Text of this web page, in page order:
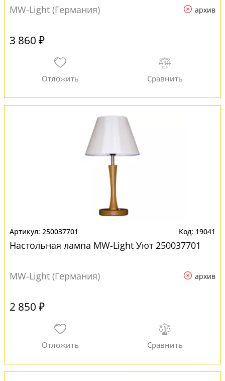
MW-Light (Германия) архив
3 860 ₽
250037701 19041
Настольная лампа MW-Light Уют 250037701
MW-Light (Германия) архив
2 850 ₽